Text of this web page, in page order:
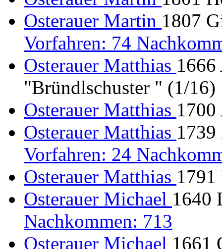
Osterauer Martin 1807
Vorfahren: 74
Osterauer Matthias
"Bründlschuster " (1/16)
Osterauer Matthias
Osterauer Matthias
Vorfahren: 24
Osterauer Matthias
Osterauer Michael 1640
Nachkommen: 713
Osterauer Michael 1661